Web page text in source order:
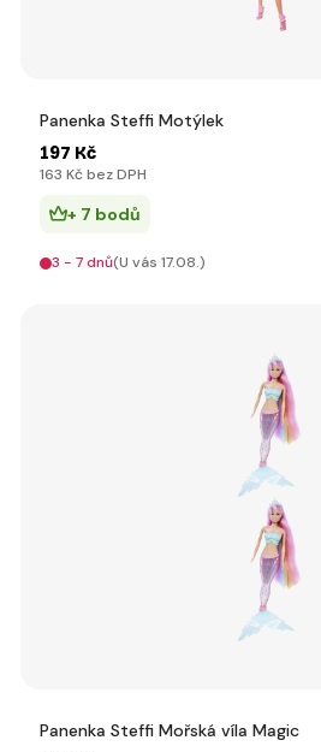
Panenka Steffi Motýlek
197 Kč
163 Kč bez DPH
+ 7 bodů
3 - 7 dnů(U vás 17.08.)
Panenka Steffi Mořská víla Magic